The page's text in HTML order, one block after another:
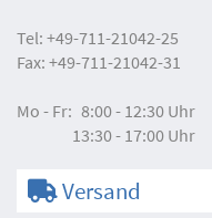
Tel: +49-711-21042-25
Fax: +49-711-21042-31
Mo - Fr: 8:00 - 12:30 Uhr
13:30 - 17:00 Uhr
Versand